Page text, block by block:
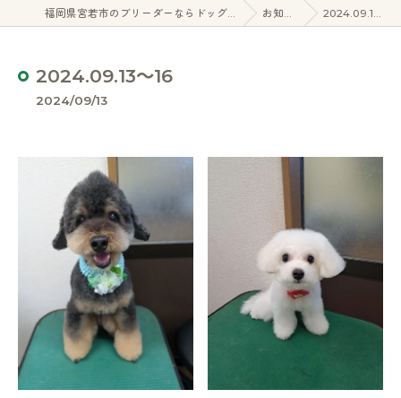
福岡県宮若市のブリーダーならドッグハウスRASA お知らせ 2024.09.13～16
2024.09.13～16
2024/09/13